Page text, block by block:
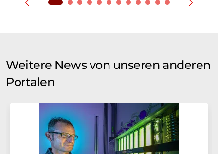
Weitere News von unseren anderen
Portalen